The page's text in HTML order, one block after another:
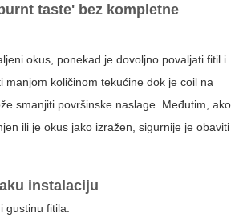
taste' bez kompletne
okus, ponekad je dovoljno povaljati fitil i
manjom količinom tekućine dok je coil na
smanjiti površinske naslage. Međutim, ako
ili je okus jako izražen, sigurnije je obaviti
instalaciju
gustinu fitila.